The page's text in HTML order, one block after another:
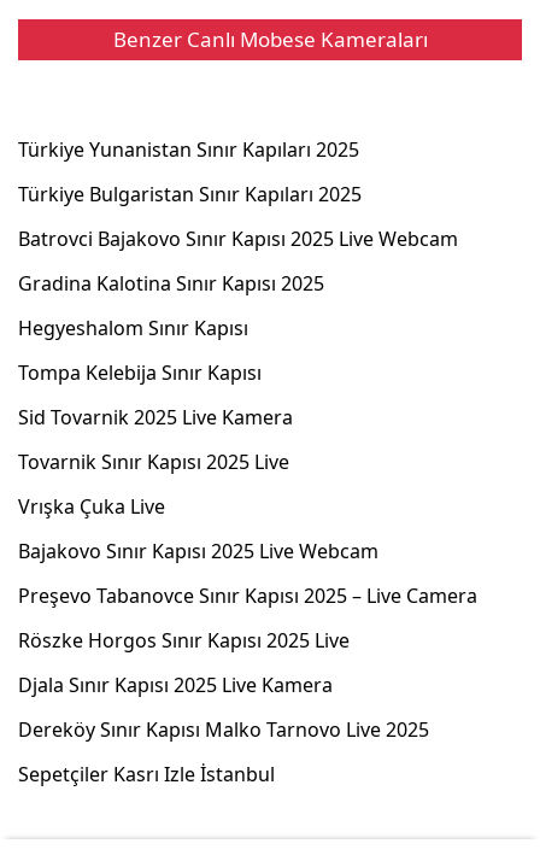
Benzer Canlı Mobese Kameraları
Türkiye Yunanistan Sınır Kapıları 2025
Türkiye Bulgaristan Sınır Kapıları 2025
Batrovci Bajakovo Sınır Kapısı 2025 Live Webcam
Gradina Kalotina Sınır Kapısı 2025
Hegyeshalom Sınır Kapısı
Tompa Kelebija Sınır Kapısı
Sid Tovarnik 2025 Live Kamera
Tovarnik Sınır Kapısı 2025 Live
Vrışka Çuka Live
Bajakovo Sınır Kapısı 2025 Live Webcam
Preşevo Tabanovce Sınır Kapısı 2025 – Live Camera
Röszke Horgos Sınır Kapısı 2025 Live
Djala Sınır Kapısı 2025 Live Kamera
Dereköy Sınır Kapısı Malko Tarnovo Live 2025
Sepetçiler Kasrı Izle İstanbul